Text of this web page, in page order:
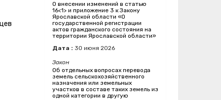
О внесении изменений в статью
16<1> и приложение 3 к Закону
Ярославской области «О
государственной регистрации
актов гражданского состояния на
территории Ярославской области»
Дата : 30 июня 2026
Закон
Об отдельных вопросах перевода
земель сельскохозяйственного
назначения или земельных
участков в составе таких земель из
одной категории в другую